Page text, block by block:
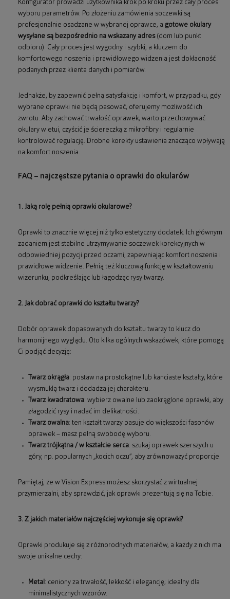
Konfigurator prowadzi użytkownika krok po kroku przez cały proces
wyboru parametrów. Po złożeniu zamówienia soczewki są
profesjonalnie osadzane w wybranej oprawce, a gotowe okulary
wysyłane są bezpośrednio na wskazany adres(dom lub punkt
odbioru). Cały proces jest wygodny i szybki, a kluczem do
komfortowego noszenia i prawidłowego widzenia jest dokładność
podanych przez klienta danych i pomiarów.
Jednakże, by zapewnić pełną satysfakcję i komfort, w przypadku, gdy
wybrane oprawki nie będą pasować, oferujemy możliwość ich
zwrotu. Aby zachować trwałość oprawek, warto przechowywać
okulary w etui, czyścić je ściereczką z mikrofibry i regularnie
kontrolować regulację. Drobne korekty ustawienia znacząco wpływają
na komfort noszenia.
FAQ – najczęstsze pytania o oprawki do okularów
1. Jaką rolę pełnią oprawki okularowe?
Oprawki to znacznie więcej niż tylko estetyczny dodatek. Ich głównym
zadaniem jest stabilne utrzymywanie soczewek korekcyjnych w
odpowiedniej pozycji przed oczami, zapewniając komfort noszenia i
prawidłowe widzenie. Pełnią też kluczową funkcję w kształtowaniu
wizerunku, podkreślając lub łagodząc rysy twarzy.
2. Jak dobrać oprawki do kształtu twarzy?
Dobór oprawek dopasowanych do kształtu twarzy to klucz do
harmonijnego wyglądu. Oto kilka ogólnych wskazówek, które pomogą
Ci podjąć decyzję:
Twarz okrągła: postaw na prostokątne lub kanciaste kształty, które
wysmuklą twarz i dodadzą jej charakteru.
Twarz kwadratowa: wybierz owalne lub zaokrąglone oprawki, aby
złagodzić rysy i nadać im delikatności.
Twarz owalna: ten kształt twarzy pasuje do większości fasonów
oprawek – masz pełną swobodę wyboru.
Twarz trójkątna / w kształcie serca: szukaj oprawek szerszych u
góry, np. popularnych „kocich oczu”, aby zrównoważyć proporcje.
Pamiętaj, że w Vision Express możesz skorzystać z wirtualnej
przymierzalni, aby sprawdzić, jak oprawki prezentują się na Tobie.
3. Z jakich materiałów najczęściej wykonuje się oprawki?
Oprawki produkuje się z różnorodnych materiałów, a każdy z nich ma
swoje unikalne cechy:
Metal : ceniony za trwałość, lekkość i elegancję; idealny dla
minimalistycznych wzorów.